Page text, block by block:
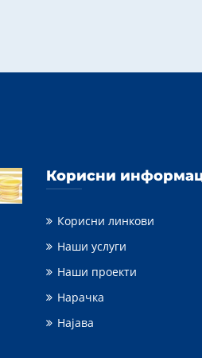
Корисни
Корисни линкови
Наши услуги
Наши проекти
Нарачка
Најава